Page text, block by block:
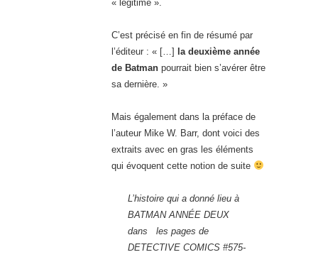
« légitime ».
C’est précisé en fin de résumé par
l’éditeur : « […] la deuxième année
de Batman pourrait bien s’avérer être
sa dernière. »
Mais également dans la préface de
l’auteur Mike W. Barr, dont voici des
extraits avec en gras les éléments
qui évoquent cette notion de suite
L’histoire qui a donné lieu à
BATMAN ANNÉE DEUX
dans les pages de
DETECTIVE COMICS #575-